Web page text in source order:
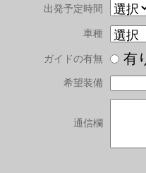
出発予定時間
車種
ガイドの有無
希望装備
通信欄